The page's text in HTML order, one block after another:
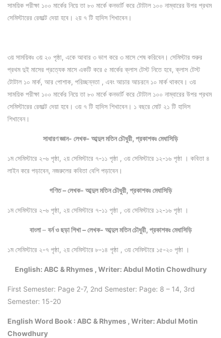
সাময়িক পরীক্ষা ১০০ মার্কের নিয়ে তা ৮০ মার্কে কনভার্ট করে টোটাল ১০০ নাম্বারের উপর প্রথম
সেমিস্টারের রেজাল্ট দেয়া হবে। ২য় ৭ টি হাদিস শিখাবেন।
৩য় সাময়িকঃ ৩য় ২০ পৃষ্ঠা, একে আবার ৩ ভাগ করে ৩ মাসে শেষ করিবেন। সেমিস্টার শুরুর
প্রথম দুই মাসের প্রত্যেক মাসে একটি করে ৫ মার্কের ক্লাস টেস্ট নিতে হবে, ক্লাস টেস্ট
টোটাল ১০ মার্ক, আর পোশাক, পরিচ্ছন্নতা , এবং আচার আচরনে ১০ মার্ক থাকবে। ৩য়
সাময়িক পরীক্ষা ১০০ মার্কের নিয়ে তা ৮০ মার্কে কনভার্ট করে টোটাল ১০০ নাম্বারের উপর প্রথম
সেমিস্টারের রেজাল্ট দেয়া হবে। ৩য় ৭ টি হাদিস শিখাবেন। ১ বছরে মোট ২১ টি হাদিস
শিখাবেন।
সাধারণ জ্ঞান- লেখক- আব্দুল মতিন চৌধুরী, প্রকাশকঃ মেধাসিড়ি
১ম সেমিস্টারে ২-৬ পৃষ্ঠা, ২য় সেমিস্টারে ৭-১১ পৃষ্ঠা , ৩য় সেমিস্টারে ১২-১৬ পৃষ্ঠা । কবিতা ৪
লাইন করে পড়াবেন, নজরুলের কবিতা বেশি পড়াবেন।
গণিত – লেখক- আব্দুল মতিন চৌধুরী, প্রকাশকঃ মেধাসিড়ি
১ম সেমিস্টারে ২-৬ পৃষ্ঠা, ২য় সেমিস্টারে ৭-১১ পৃষ্ঠা , ৩য় সেমিস্টারে ১২-১৬ পৃষ্ঠা ।
বাংলা– বর্ন ও ছড়া শিখা – লেখক- আব্দুল মতিন চৌধুরী, প্রকাশকঃ মেধাসিড়ি
১ম সেমিস্টারে ২-৭ পৃষ্ঠা, ২য় সেমিস্টারে ৮-১৪ পৃষ্ঠা , ৩য় সেমিস্টারে ১৫-২০ পৃষ্ঠা ।
English: ABC & Rhymes , Writer: Abdul Motin Chowdhury
First Semester: Page 2-7, 2nd Semester: Page: 8 – 14, 3rd
Semester: 15-20
English Word Book : ABC & Rhymes , Writer: Abdul Motin
Chowdhury